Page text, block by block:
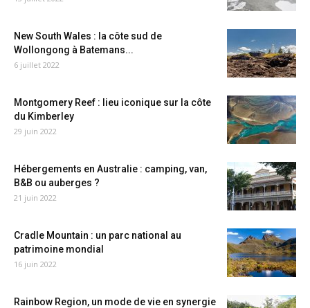
New South Wales : la côte sud de
Wollongong à Batemans...
6 juillet 2022
Montgomery Reef : lieu iconique sur la côte
du Kimberley
29 juin 2022
Hébergements en Australie : camping, van,
B&B ou auberges ?
21 juin 2022
Cradle Mountain : un parc national au
patrimoine mondial
16 juin 2022
Rainbow Region, un mode de vie en synergie